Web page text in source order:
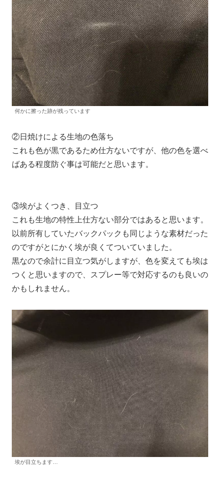
何かに擦った跡が残っています
②日焼けによる生地の色落ち
これも色が黒であるため仕方ないですが、他の色を選べ
ばある程度防ぐ事は可能だと思います。
③埃がよくつき、目立つ
これも生地の特性上仕方ない部分ではあると思います。
以前所有していたバックパックも同じような素材だった
のですがとにかく埃が良くてついていました。
黒なので余計に目立つ気がしますが、色を変えても埃は
つくと思いますので、スプレー等で対応するのも良いの
かもしれません。
埃が目立ちます…